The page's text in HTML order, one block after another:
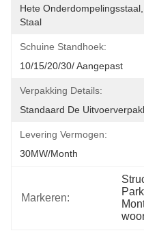
Hete
Staal
Schuine Standhoek:
10/15/20/30/ Aangepast
Verpakking Details:
Standaard De
Levering Vermogen:
30MW/month
Markeren: